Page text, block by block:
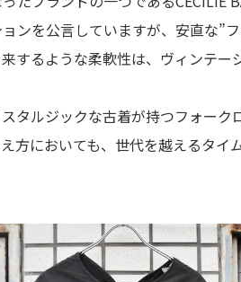
ンを公言していますが、安直な”
するような柔軟性は、ヴィンテ
タルジックな古着が持つフォー
方においても、世代を越えるタ